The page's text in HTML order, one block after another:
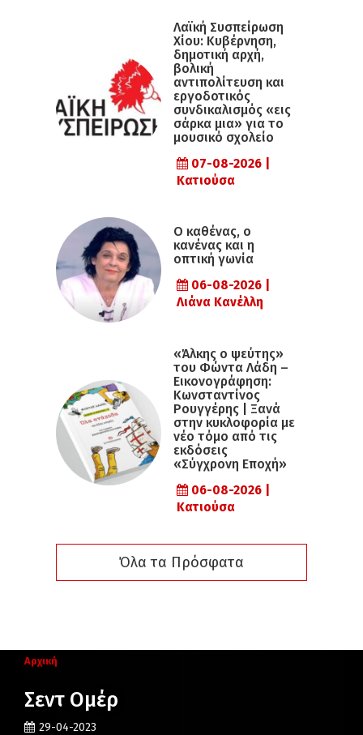
Λαϊκή Συσπείρωση
Χίου: Κυβέρνηση,
δημοτική αρχή,
βολική
αντιπολίτευση και
εργοδοτικός
συνδικαλισμός «εις
σάρκα μια» για το
μουσικό σχολείο
07-08-2026 |
Κατιούσα
Ο καθένας, ο
κανένας και η
οπτική γωνία
06-08-2026 |
Λιάνα Κανέλλη
«Άλκης ο ψεύτης»
του Φώντα Λάδη –
Εικονογράφηση:
Κωνσταντίνος
Ρουγγέρης | Ξανά
στην κυκλοφορία με
νέο τόμο από τις
εκδόσεις
«Σύγχρονη Εποχή»
06-08-2026 |
Κατιούσα
Όλα τα Πρόσφατα
Αρχική
Σεντ Ομέρ
29-04-2023